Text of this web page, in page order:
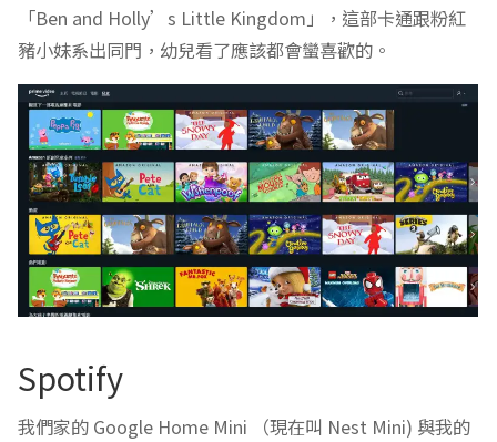
「Ben and Holly’s Little Kingdom」，這部卡通跟粉紅
豬小妹系出同門，幼兒看了應該都會蠻喜歡的。
Spotify
我們家的 Google Home Mini （現在叫 Nest Mini) 與我的